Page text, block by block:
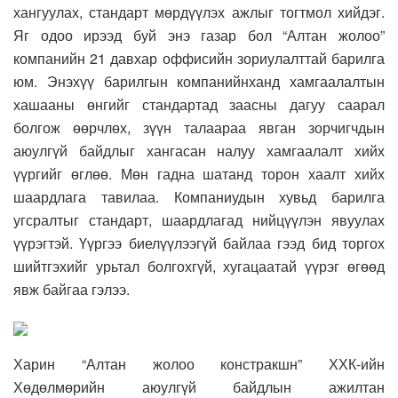
хангуулах, стандарт мөрдүүлэх ажлыг тогтмол хийдэг.
Яг одоо ирээд буй энэ газар бол “Алтан жолоо”
компанийн 21 давхар оффисийн зориулалттай барилга
юм. Энэхүү барилгын компанийнханд хамгаалалтын
хашааны өнгийг стандартад заасны дагуу саарал
болгож өөрчлөх, зүүн талаараа явган зорчигчдын
аюулгүй байдлыг хангасан налуу хамгаалалт хийх
үүргийг өглөө. Мөн гадна шатанд торон хаалт хийх
шаардлага тавилаа. Компаниудын хувьд барилга
угсралтыг стандарт, шаардлагад нийцүүлэн явуулах
үүрэгтэй. Үүргээ биелүүлээгүй байлаа гээд бид торгох
шийтгэхийг урьтал болгохгүй, хугацаатай үүрэг өгөөд
явж байгаа гэлээ.
Харин “Алтан жолоо констракшн” ХХК-ийн
Хөдөлмөрийн аюулгүй байдлын ажилтан